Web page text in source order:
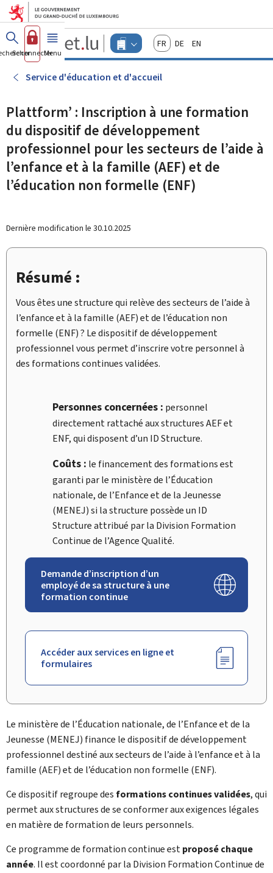
Aller au menu principal
Aller au contenu
Guichet.lu
Changer
d'espace
-
Menu
actif
FrançaisDeutschEnglish
Se connecterMenu principal
Service d'éducation et d'accueil
Plattform’ : Inscription à une formation
du dispositif de développement
professionnel pour les secteurs de l’aide à
l’enfance et à la famille (AEF) et de
l’éducation non formelle (ENF)
Dernière modification le 30.10.2025
Résumé :
Vous êtes une structure qui relève des secteurs de l’aide à
l’enfance et à la famille (AEF) et de l’éducation non
formelle (ENF) ? Ledispositif de développement
professionnelvous permet d’inscrire votre personnel à
des formations continues validées.
Personnes concernées : personnel
directement rattaché aux structures AEF et
ENF, qui disposent d’un ID Structure.
Coûts : le financement des formations est
garanti par le ministère de l’Éducation
nationale, de l’Enfance et de la Jeunesse
(MENEJ) si la structure possède un ID
Structureattribué par la Division Formation
Continuede l’Agence Qualité.
Demande d’inscription d’un
employé de sa structure à une
formation continue
Accéder aux services en ligne et
formulaires
Le ministère de l’Éducation nationale, de l’Enfance et de la
Jeunesse (MENEJ) finance le dispositif de développement
professionnel destiné aux secteurs de l’aide à l’enfance et à la
famille (AEF) et de l’éducation non formelle (ENF).
Ce dispositif regroupe des formations continues validées, qui
permet aux structures de se conformer aux exigences légales
en matière de formation de leurs personnels.
Ce programme de formation continue estproposé chaque
année. Il est coordonné par la Division Formation Continue de